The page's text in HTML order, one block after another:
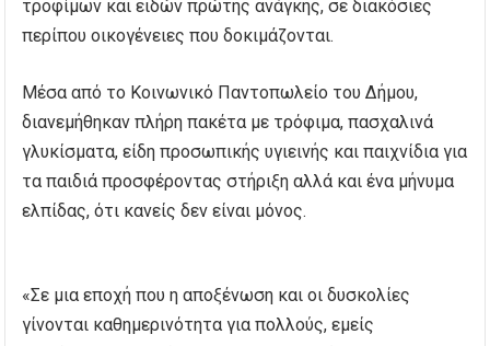
τροφίμων και ειδών πρώτης ανάγκης, σε διακόσιες
περίπου οικογένειες που δοκιμάζονται.
Μέσα από το Κοινωνικό Παντοπωλείο του Δήμου,
διανεμήθηκαν πλήρη πακέτα με τρόφιμα, πασχαλινά
γλυκίσματα, είδη προσωπικής υγιεινής και παιχνίδια για
τα παιδιά προσφέροντας στήριξη αλλά και ένα μήνυμα
ελπίδας, ότι κανείς δεν είναι μόνος.
«Σε μια εποχή που η αποξένωση και οι δυσκολίες
γίνονται καθημερινότητα για πολλούς, εμείς